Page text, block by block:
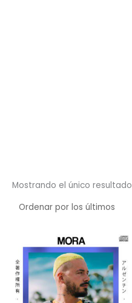
Mostrando el único resultado